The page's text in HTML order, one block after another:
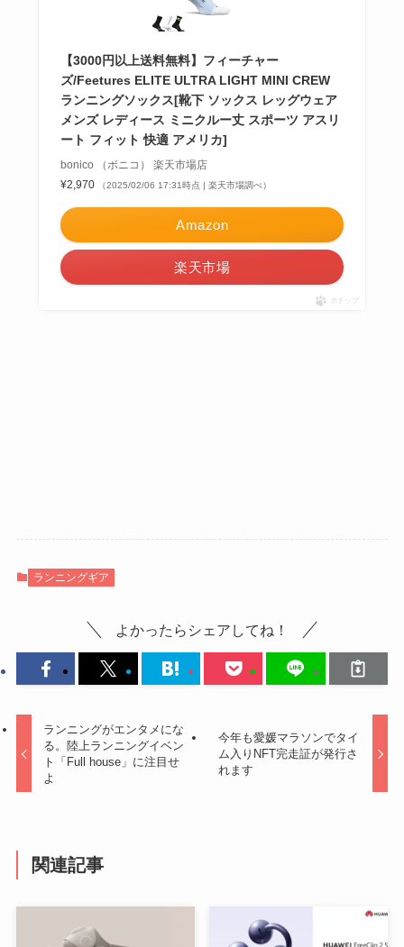
【3000円以上送料無料】フィーチャー
ズ/Feetures ELITE ULTRA LIGHT MINI CREW
ランニングソックス[靴下 ソックス レッグウェア
メンズ レディース ミニクルー丈 スポーツ アスリ
ート フィット 快適 アメリカ]
bonico （ボニコ） 楽天市場店
¥2,970
（2025/02/06 17:31時点 | 楽天市場調べ）
Amazon
楽天市場
ポチップ
ランニングギア
よかったらシェアしてね！
ランニングがエンタメにな
る。陸上ランニングイベン
ト「Full house」に注目せ
よ
今年も愛媛マラソンでタイ
ム入りNFT完走証が発行さ
れます
関連記事